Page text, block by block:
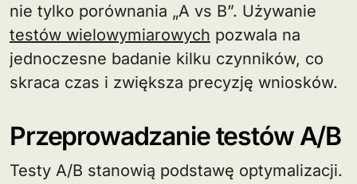
nie tylko porównania „A vs B”. Używanie
testów wielowymiarowych pozwala na
jednoczesne badanie kilku czynników, co
skraca czas i zwiększa precyzję wniosków.
Przeprowadzanie testów A/B
Testy A/B stanowią podstawę optymalizacji.